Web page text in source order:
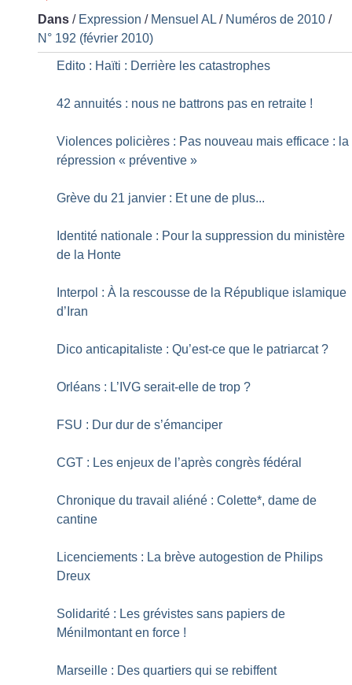
Dans / Expression / Mensuel AL / Numéros de 2010 /
N° 192 (février 2010)
Edito : Haïti : Derrière les catastrophes
42 annuités : nous ne battrons pas en retraite !
Violences policières : Pas nouveau mais efficace : la
répression « préventive »
Grève du 21 janvier : Et une de plus...
Identité nationale : Pour la suppression du ministère
de la Honte
Interpol : À la rescousse de la République islamique
d’Iran
Dico anticapitaliste : Qu’est-ce que le patriarcat ?
Orléans : L’IVG serait-elle de trop ?
FSU : Dur dur de s’émanciper
CGT : Les enjeux de l’après congrès fédéral
Chronique du travail aliéné : Colette*, dame de
cantine
Licenciements : La brève autogestion de Philips
Dreux
Solidarité : Les grévistes sans papiers de
Ménilmontant en force !
Marseille : Des quartiers qui se rebiffent